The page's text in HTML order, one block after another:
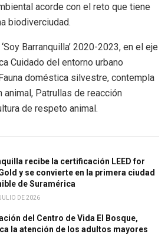
acorde con el reto que tiene
biodiverciudad.
Barranquilla’ 2020-2023, en el eje
Cuidado del entorno urbano
doméstica silvestre, contempla
Patrullas de reacción
de respeto animal.
recibe la certificación LEED for
y se convierte en la primera ciudad
de Suramérica
DE 2026
del Centro de Vida El Bosque,
la atención de los adultos mayores